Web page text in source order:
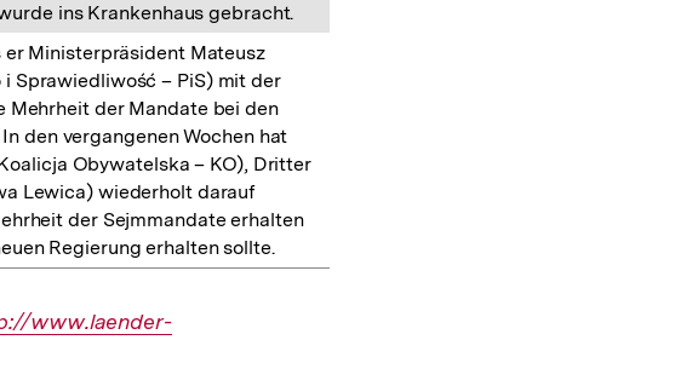
ins Krankenhaus gebracht.
Ministerpräsident Mateusz
Sprawiedliwość – PiS) mit der
Mehrheit der Mandate bei den
den vergangenen Wochen hat
Obywatelska – KO), Dritter
Lewica) wiederholt darauf
der Sejmmandate erhalten
Regierung erhalten sollte.
www.laender-